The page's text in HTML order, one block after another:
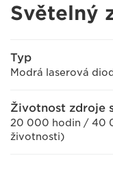
Světelný
Typ
Modrá laserová
Životnost zdroje
20 000 hodin / 40
životnosti)